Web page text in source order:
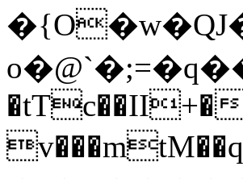
�tTc��II+�